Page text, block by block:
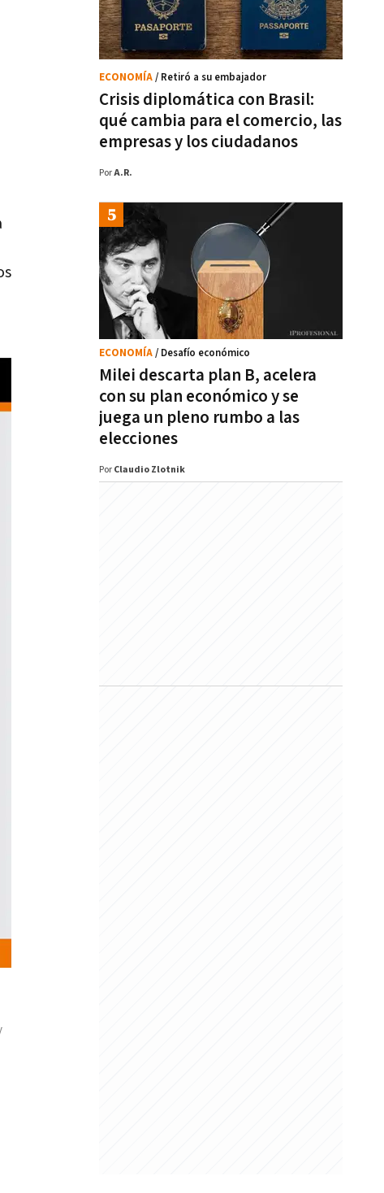
Crisis diplomática con Brasil:
qué cambia para el comercio, las
empresas y los ciudadanos
ECONOMÍA/ Retiró a su embajador
PorA.R.
Milei descarta plan B, acelera
con su plan económico y se
juega un pleno rumbo a las
elecciones
ECONOMÍA/ Desafío económico
Por Claudio Zlotnik